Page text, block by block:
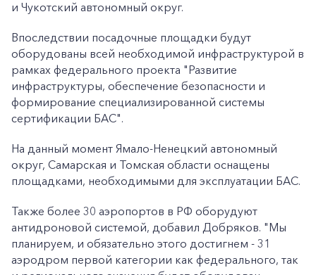
и Чукотский автономный округ.
Впоследствии посадочные площадки будут
оборудованы всей необходимой инфраструктурой в
рамках федерального проекта "Развитие
инфраструктуры, обеспечение безопасности и
формирование специализированной системы
сертификации БАС".
На данный момент Ямало-Ненецкий автономный
округ, Самарская и Томская области оснащены
площадками, необходимыми для эксплуатации БАС.
Также более 30 аэропортов в РФ оборудуют
антидроновой системой, добавил Добряков. "Мы
планируем, и обязательно этого достигнем - 31
аэродром первой категории как федерального, так